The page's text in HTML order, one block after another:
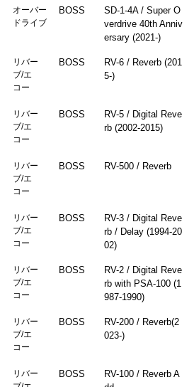
オーバー
ドライブ
BOSS
SD-1-4A / Super O
verdrive 40th Anniv
ersary (2021-)
リバー
ブ/エ
コー
BOSS
RV-6 / Reverb (201
5-)
リバー
ブ/エ
コー
BOSS
RV-5 / Digital Reve
rb (2002-2015)
リバー
ブ/エ
コー
BOSS RV-500 / Reverb
リバー
ブ/エ
コー
BOSS
RV-3 / Digital Reve
rb / Delay (1994-20
02)
リバー
ブ/エ
コー
BOSS
RV-2 / Digital Reve
rb with PSA-100 (1
987-1990)
リバー
ブ/エ
コー
BOSS
RV-200 / Reverb(2
023-)
リバー
BOSS
RV-100 / Reverb A